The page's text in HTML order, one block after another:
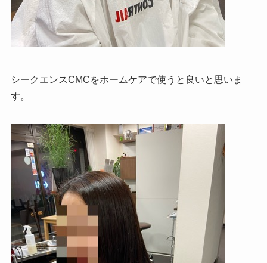
シークエンスCMCをホームケアで使うと良いと思いま
す。